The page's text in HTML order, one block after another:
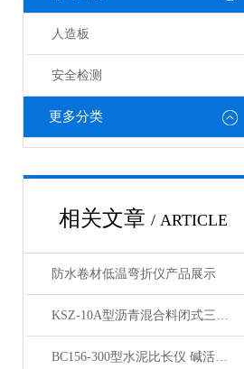
人造板
安全检测
更多分类
相关文章 / ARTICLE
防水卷材低温弯折仪产品展示
KSZ-10A型沥青混合料闭式三轴试验仪展示
BC156-300型水泥比长仪 碱活性比长仪产品展示